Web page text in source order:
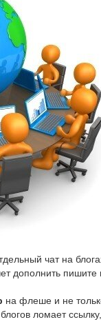
чат на
дополнить
на флеше и не
ломает